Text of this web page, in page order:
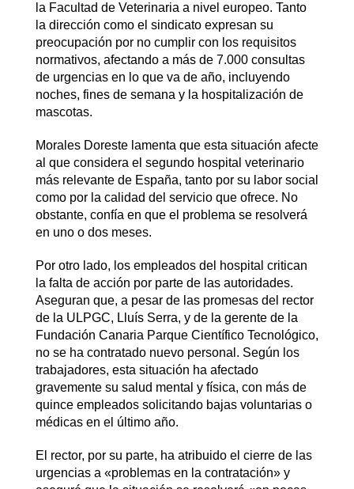
la Facultad de Veterinaria a nivel europeo. Tanto
la dirección como el sindicato expresan su
preocupación por no cumplir con los requisitos
normativos, afectando a más de 7.000 consultas
de urgencias en lo que va de año, incluyendo
noches, fines de semana y la hospitalización de
mascotas.
Morales Doreste lamenta que esta situación afecte
al que considera el segundo hospital veterinario
más relevante de España, tanto por su labor social
como por la calidad del servicio que ofrece. No
obstante, confía en que el problema se resolverá
en uno o dos meses.
Por otro lado, los empleados del hospital critican
la falta de acción por parte de las autoridades.
Aseguran que, a pesar de las promesas del rector
de la ULPGC, Lluís Serra, y de la gerente de la
Fundación Canaria Parque Científico Tecnológico,
no se ha contratado nuevo personal. Según los
trabajadores, esta situación ha afectado
gravemente su salud mental y física, con más de
quince empleados solicitando bajas voluntarias o
médicas en el último año.
El rector, por su parte, ha atribuido el cierre de las
urgencias a «problemas en la contratación» y